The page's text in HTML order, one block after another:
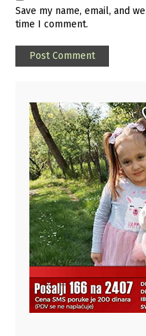
Save my name, email, and
time I comment.